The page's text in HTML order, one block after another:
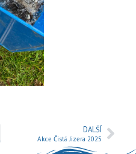
DALŠÍ
Akce Čistá Jizera 2025